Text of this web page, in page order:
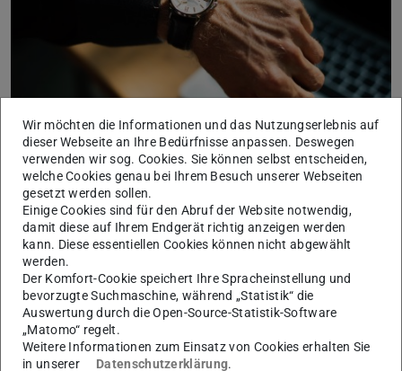
Hintergrund
Ein Unternehmen der Baubranche plant die Einführung
eines neuen Arbeitszeitmodells im Unternehmen: Die „4
Tage Woche“. Dieses Arbeitszeitmodell sieht die
Reduktion der Wochenarbeitstage von fünf auf vier vor,
wobei der Freitag künftig für alle Mitarbeiter zum freien
Tag werden soll. Im Rahmen der Maßnahme wird die
Wir möchten die Informationen und das Nutzungserlebnis auf
dieser Webseite an Ihre Bedürfnisse anpassen. Deswegen
verwenden wir sog. Cookies. Sie können selbst entscheiden,
welche Cookies genau bei Ihrem Besuch unserer Webseiten
gesetzt werden sollen.
Einige Cookies sind für den Abruf der Website notwendig,
damit diese auf Ihrem Endgerät richtig anzeigen werden
kann. Diese essentiellen Cookies können nicht abgewählt
werden.
Der Komfort-Cookie speichert Ihre Spracheinstellung und
bevorzugte Suchmaschine, während „Statistik“ die
Auswertung durch die Open-Source-Statistik-Software
„Matomo“ regelt.
Weitere Informationen zum Einsatz von Cookies erhalten Sie
in unserer
Datenschutzerklärung.